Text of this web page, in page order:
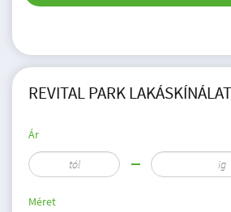
REVITAL PARK
Ár
Méret